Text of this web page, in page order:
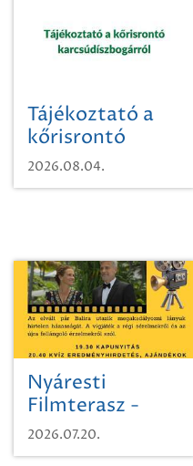
Tájékoztató a
kőrisrontó
karcsúdíszbogárról
2026.08.04.
Nyáresti
Filmterasz -
Beugró a
Paradicsomba
2026.07.20.